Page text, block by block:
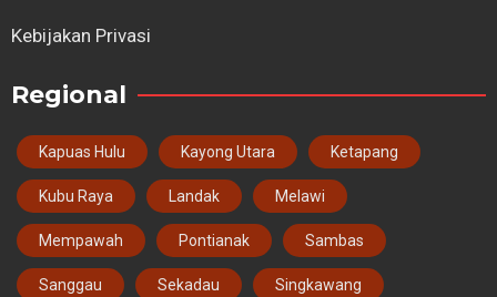
Kebijakan Privasi
Regional
Kapuas Hulu Kayong Utara Ketapang
Kubu Raya Landak Melawi
Mempawah Pontianak Sambas
Sanggau Sekadau Singkawang